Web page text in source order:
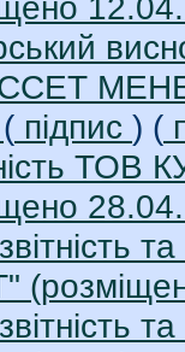
( підпис ) (